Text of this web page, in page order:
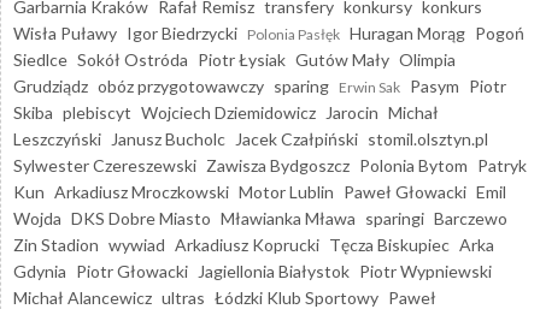
Garbarnia Kraków Rafał Remisz transfery konkursy konkurs
Wisła Puławy Igor Biedrzycki Polonia Pasłęk Huragan Morąg Pogoń
Siedlce Sokół Ostróda Piotr Łysiak Gutów Mały Olimpia
Grudziądz obóz przygotowawczy sparing Erwin Sak Pasym Piotr
Skiba plebiscyt Wojciech Dziemidowicz Jarocin Michał
Leszczyński
Janusz Bucholc Jacek Czałpiński stomil.olsztyn.pl
Sylwester Czereszewski Zawisza Bydgoszcz Polonia Bytom Patryk
Kun Arkadiusz Mroczkowski Motor Lublin Paweł Głowacki Emil
Wojda DKS Dobre Miasto Mławianka Mława sparingi Barczewo
Zin Stadion wywiad Arkadiusz Koprucki Tęcza Biskupiec Arka
Gdynia Piotr Głowacki Jagiellonia Białystok Piotr Wypniewski
Michał Alancewicz ultras Łódzki Klub Sportowy Paweł